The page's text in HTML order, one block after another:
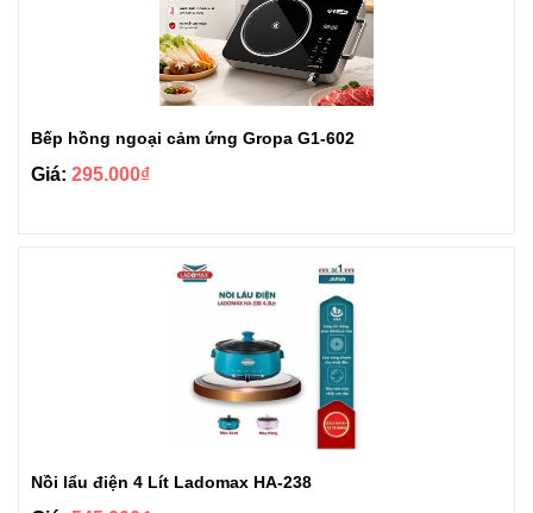
Bếp hồng ngoại cảm ứng Gropa G1-602
Giá: 295.000₫
Nồi lẩu điện 4 Lít Ladomax HA-238